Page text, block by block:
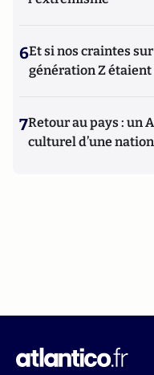
6Et si nos craintes
génération Z
7Retour au pays : un
culturel d’une nation